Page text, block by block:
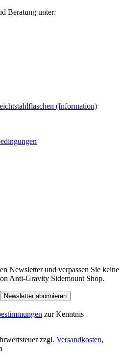
Beratung unter:
(Information)
Newsletter und verpassen Sie keine
Anti-Gravity Sidemount Shop.
Newsletter abonnieren
zur Kenntnis
zzgl. Versandkosten,